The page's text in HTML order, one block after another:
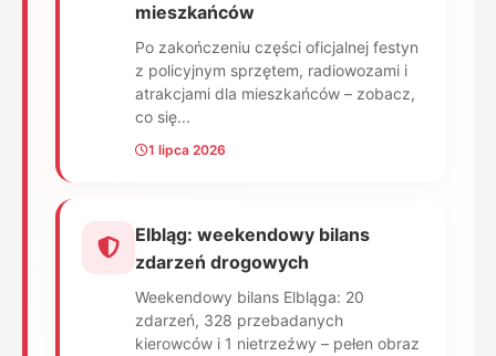
mieszkańców
Po zakończeniu części oficjalnej festyn
z policyjnym sprzętem, radiowozami i
atrakcjami dla mieszkańców – zobacz,
co się...
1 lipca 2026
Elbląg: weekendowy bilans
zdarzeń drogowych
Weekendowy bilans Elbląga: 20
zdarzeń, 328 przebadanych
kierowców i 1 nietrzeźwy – pełen obraz